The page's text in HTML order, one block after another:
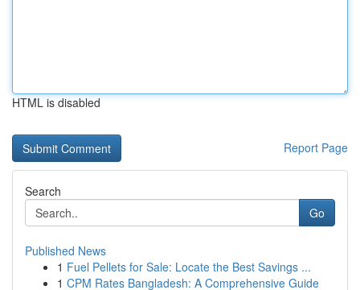
HTML is disabled
Report Page
Search
Go
Published News
1 Fuel Pellets for Sale: Locate the Best Savings ...
1 CPM Rates Bangladesh: A Comprehensive Guide